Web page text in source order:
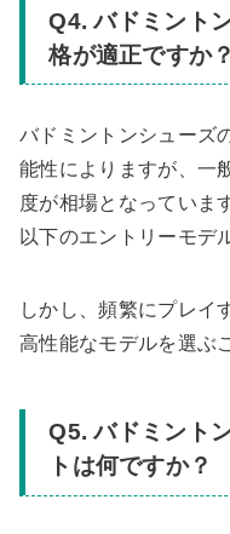
Q4. バドミント
格が適正ですか？
バドミントンシューズ
能性によりますが、一
度が相場となっていま
以下のエントリーモデ
しかし、頻繁にプレイ
高性能なモデルを選ぶ
Q5. バドミント
トは何ですか？